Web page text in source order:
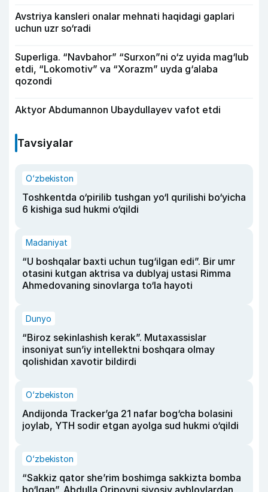
Avstriya kansleri onalar mehnati haqidagi gaplari
uchun uzr so‘radi
Superliga. “Navbahor” “Surxon”ni o‘z uyida mag‘lub
etdi, “Lokomotiv” va “Xorazm” uyda g‘alaba
qozondi
Aktyor Abdu­mannon Ubaydullayev vafot etdi
Tavsiyalar
O‘zbekiston
Toshkentda o‘pirilib tushgan yo‘l qurilishi bo‘yicha
6 kishiga sud hukmi o‘qildi
Madaniyat
“U boshqalar baxti uchun tug‘ilgan edi”. Bir umr
otasini kutgan aktrisa va dublyaj ustasi Rimma
Ahmedovaning sinovlarga to‘la hayoti
Dunyo
“Biroz sekinlashish kerak”. Mutaxassislar
insoniyat sun’iy intellektni boshqara olmay
qolishidan xavotir bildirdi
O‘zbekiston
Andijonda Tracker’ga 21 nafar bog‘cha bolasini
joylab, YTH sodir etgan ayolga sud hukmi o‘qildi
O‘zbekiston
“Sakkiz qator she’rim boshimga sakkizta bomba
bo‘lgan”. Abdulla Oripovni siyosiy ayblovlardan